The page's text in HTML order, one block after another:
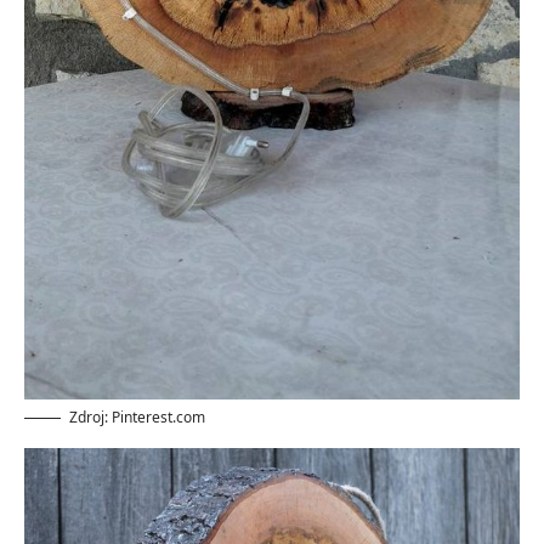
Zdroj: Pinterest.com